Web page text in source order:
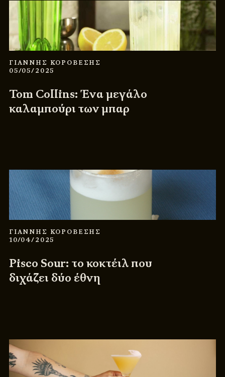
ΓΙΑΝΝΗΣ ΚΟΡΟΒΕΣΗΣ
05/05/2025
Tom Collins: Ένα μεγάλο
καλαμπούρι των μπαρ
ΓΙΑΝΝΗΣ ΚΟΡΟΒΕΣΗΣ
10/04/2025
Pisco Sour: το κοκτέιλ που
διχάζει δύο έθνη